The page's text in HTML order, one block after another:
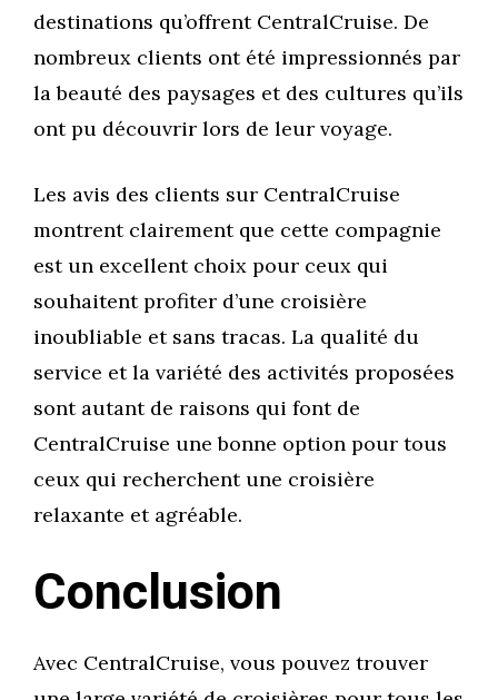
destinations qu’offrent CentralCruise. De
nombreux clients ont été impressionnés par
la beauté des paysages et des cultures qu’ils
ont pu découvrir lors de leur voyage.
Les avis des clients sur CentralCruise
montrent clairement que cette compagnie
est un excellent choix pour ceux qui
souhaitent profiter d’une croisière
inoubliable et sans tracas. La qualité du
service et la variété des activités proposées
sont autant de raisons qui font de
CentralCruise une bonne option pour tous
ceux qui recherchent une croisière
relaxante et agréable.
Conclusion
Avec CentralCruise, vous pouvez trouver